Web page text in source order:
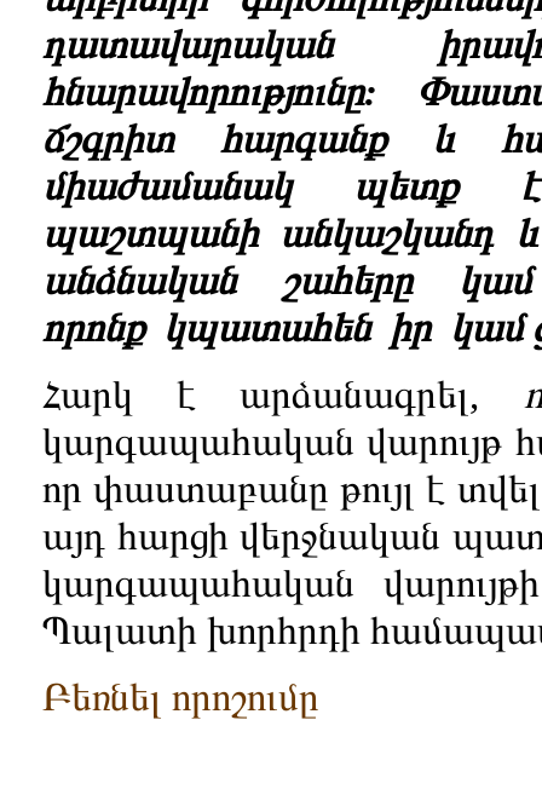
դատավարական
հնարավորությունը:
ճշգրիտ հարգանք և
միաժամանակ պետք
պաշտպանի անկաշկանդ և
անձնական շահերը
որոնք կպատահեն իր կամ
Հարկ է արձանագրել,
կարգապահական վարույթ
որ փաստաբանը թույլ է
այդ հարցի վերջնական
կարգապահական
Պալատի խորհրդի
Բեռնել որոշումը